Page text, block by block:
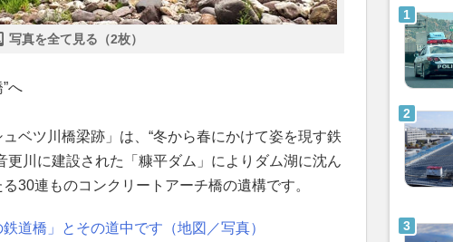
写真を全て見る（2枚）
へ
ベツ川橋梁跡」は、“冬から春にかけて姿を現す鉄
更川に建設された「糠平ダム」によりダム湖に沈ん
30連ものコンクリートアーチ橋の遺構です。
道橋」とその道中です（地図／写真）